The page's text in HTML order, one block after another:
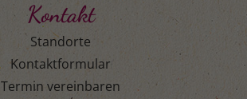
Kontakt
Standorte
Kontaktformular
Termin vereinbaren